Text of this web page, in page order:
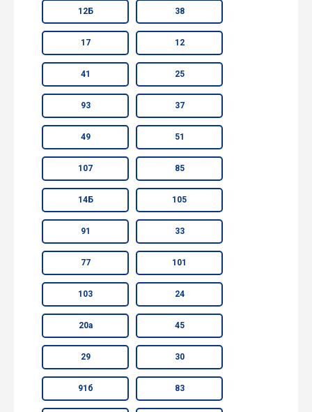
12Б 38
17 12
41 25
93 37
49 51
107 85
14Б 105
91 33
77 101
103 24
20а 45
29 30
91б 83